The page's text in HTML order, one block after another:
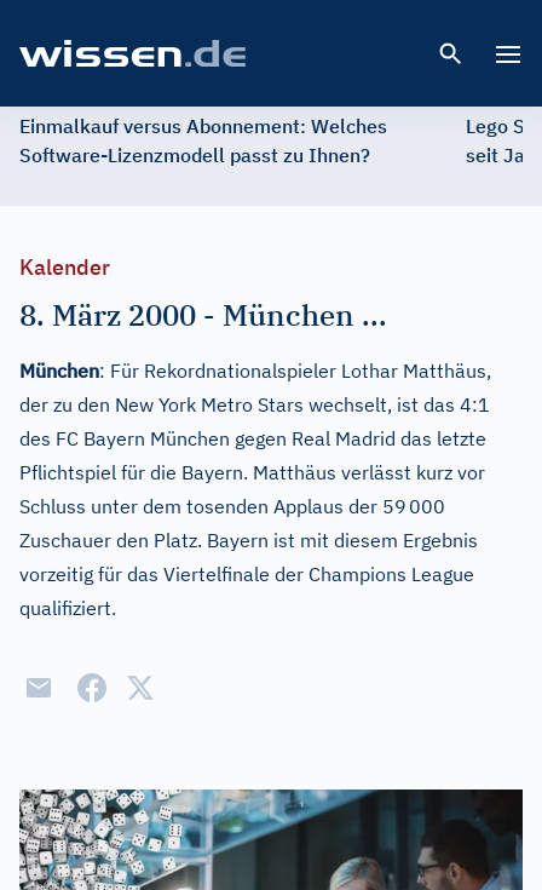
Einmalkauf versus Abonnement: Welches
Software-Lizenzmodell passt zu Ihnen?
Lego
seit
Kalender
8. März 2000 - München ...
München: Für Rekordnationalspieler Lothar Matthäus,
der zu den New York Metro Stars wechselt, ist das 4:1
des FC Bayern München gegen Real Madrid das letzte
Pflichtspiel für die Bayern. Matthäus verlässt kurz vor
Schluss unter dem tosenden Applaus der 59 000
Zuschauer den Platz. Bayern ist mit diesem Ergebnis
vorzeitig für das Viertelfinale der Champions League
qualifiziert.